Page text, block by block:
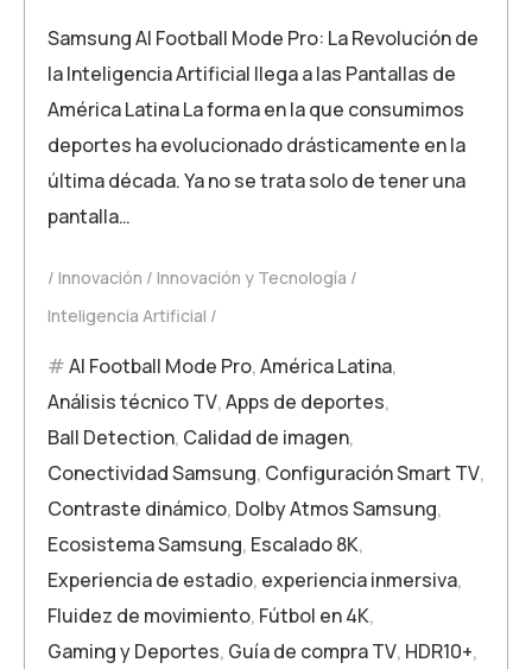
Samsung AI Football Mode Pro: La Revolución de
la Inteligencia Artificial llega a las Pantallas de
América Latina La forma en la que consumimos
deportes ha evolucionado drásticamente en la
última década. Ya no se trata solo de tener una
pantalla…
Innovación
Innovación y Tecnología
Inteligencia Artificial
AI Football Mode Pro,América Latina,
Análisis técnico TV,Apps de deportes,
Ball Detection, Calidad de imagen,
Conectividad Samsung, Configuración Smart TV,
Contraste dinámico, Dolby Atmos Samsung,
Ecosistema Samsung, Escalado 8K,
Experiencia de estadio, experiencia inmersiva,
Fluidez de movimiento, Fútbol en 4K,
Gaming y Deportes, Guía de compra TV, HDR10+,